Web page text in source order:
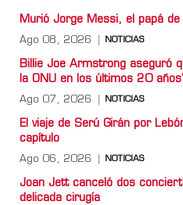
Murió Jorge Messi, el papá de
Ago 08, 2026 NOTICIAS
Billie Joe Armstrong aseguró
la ONU en los últimos 20
Ago 07, 2026 NOTICIAS
El viaje de Serú Girán por
capítulo
Ago 06, 2026 NOTICIAS
Joan Jett canceló dos
delicada cirugía